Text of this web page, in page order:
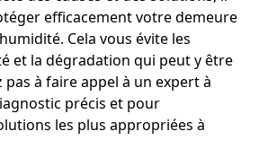
efficacement votre demeure
Cela vous évite les
et la dégradation qui peut y être
pas à faire appel à un expert à
précis et pour
les plus appropriées à